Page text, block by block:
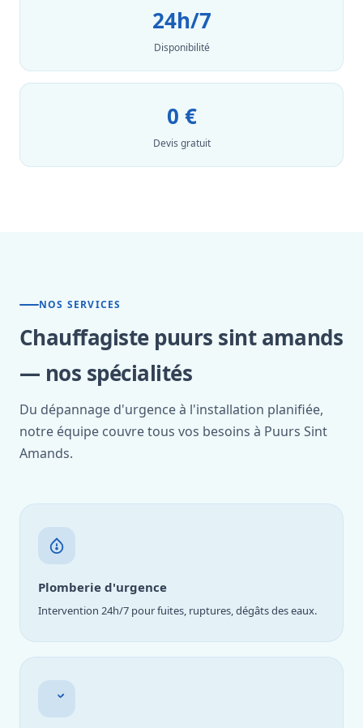
24h/7
Disponibilité
0 €
Devis gratuit
NOS SERVICES
Chauffagiste puurs sint amands
— nos spécialités
Du dépannage d'urgence à l'installation planifiée,
notre équipe couvre tous vos besoins à Puurs Sint
Amands.
Plomberie d'urgence
Intervention 24h/7 pour fuites, ruptures, dégâts des eaux.